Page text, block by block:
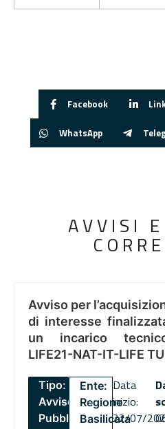
Facebook
WhatsApp
AVVISI
Avviso per
di interesse
un incarico
LIFE21-NAT-IT-LIFE
Tipo:
Avviso
Pubblico
Ente:
Regione
Basilicata
Data
inizio:
22/07/